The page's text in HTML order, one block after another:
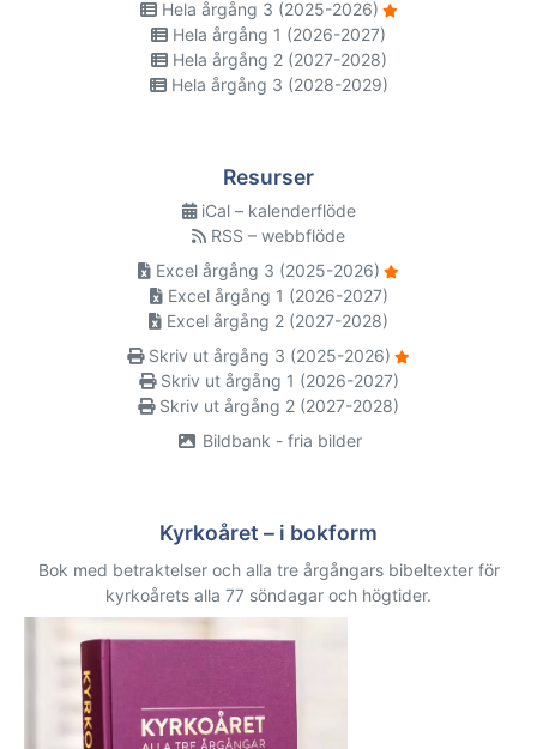
Hela årgång 3 (2025-2026)
Hela årgång 1 (2026-2027)
Hela årgång 2 (2027-2028)
Hela årgång 3 (2028-2029)
Resurser
iCal – kalenderflöde
RSS – webbflöde
Excel årgång 3 (2025-2026)
Excel årgång 1 (2026-2027)
Excel årgång 2 (2027-2028)
Skriv ut årgång 3 (2025-2026)
Skriv ut årgång 1 (2026-2027)
Skriv ut årgång 2 (2027-2028)
Bildbank - fria bilder
Kyrkoåret – i bokform
Bok med betraktelser och alla tre årgångars bibeltexter för
kyrkoårets alla 77 söndagar och högtider.